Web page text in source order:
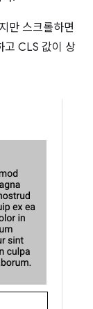
만 스크롤하면
고 CLS 값이 상